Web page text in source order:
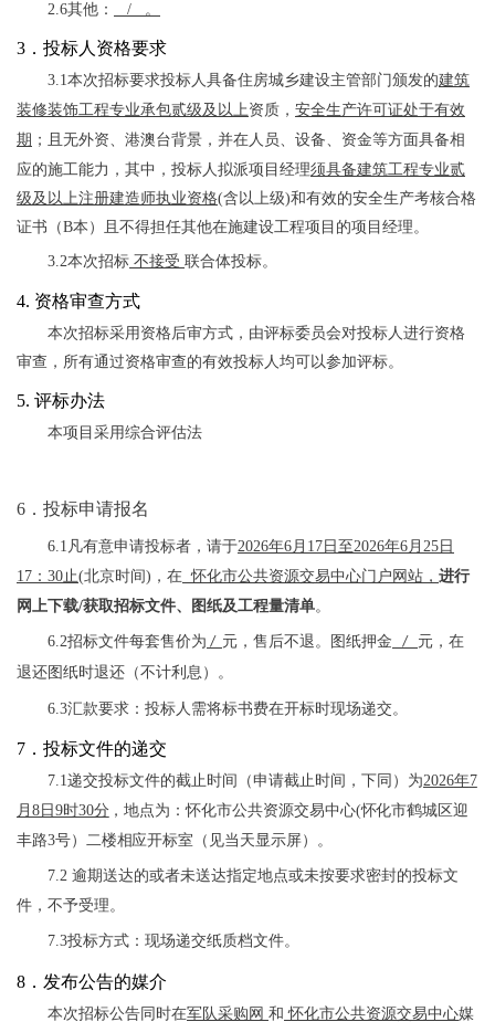
2.6其他： / 。
3．投标人资格要求
3.1本次招标要求投标人具备住房城乡建设主管部门颁发的建筑
装修装饰工程专业承包贰级及以上资质， 安全生产许可证处于有效
期 ； 且无外资、港澳台背景 ，并在人员、设备、资金等方面具备相
应的施工能力，其中，投标人拟派项目经理须具备建筑工程专业贰
级及以上注册建造师执业资格(含以上级)和有效的安全生产考核合格
证书（B本）
且不得担任其他在施建设工程项目的项目经理。
3.2本次招标 不接受 联合体投标。
4. 资格审查方式
本次招标采用资格后审方式， 由评标委员会对投标人进行资格
审查，所有通过资格审查的有效投标人均可以参加评标。
5. 评标办法
本项目采用综合评估法
6．投标申请报名
6.1凡有意申请投标者，请于2026年6月 17 日至2026年6月 25 日
17：30止(北京时间)，在 怀化市公共资源交易中心门户网站， 进行
网上下载/获取招标文件、图纸及工程量清单。
6.2招标文件每套售价为 / 元，售后不退。图纸押金 /
元，在
退还图纸时退还（不计利息）。
6.3汇款要求：投标人需将标书费在开标时现场递交。
7．投标文件的递交
7.1递交投标文件的截止时间（申请截止时间，下同）为2026年7
月 8日 9时30分，地点为 ：怀化市公共资源交易中心(怀化市鹤城区迎
丰路3号）二楼相应开标室（见当天显示屏） 。
7.2 逾期送达的或者未送达指定地点或未按要求密封的投标文
件，不予受理。
7.3投标方式：现场递交纸质档文件。
8．发布公告的媒介
本次招标公告同时在军队采购网 和 怀化市公共资源交易中心媒